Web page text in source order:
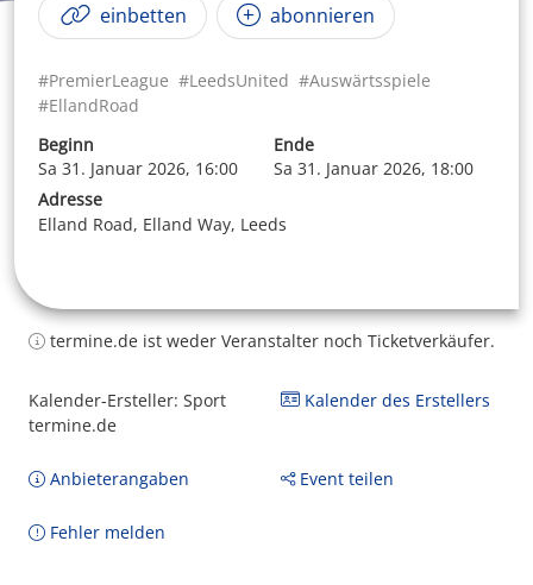
einbetten abonnieren
#PremierLeague #LeedsUnited #Auswärtsspiele
#EllandRoad
Beginn
Sa 31. Januar 2026, 16:00
Ende
Sa 31. Januar 2026, 18:00
Adresse
Elland Road, Elland Way, Leeds
termine.de ist weder Veranstalter noch Ticketverkäufer.
Kalender-Ersteller: Sport
termine.de
Kalender des Erstellers
Anbieterangaben Event teilen
Fehler melden